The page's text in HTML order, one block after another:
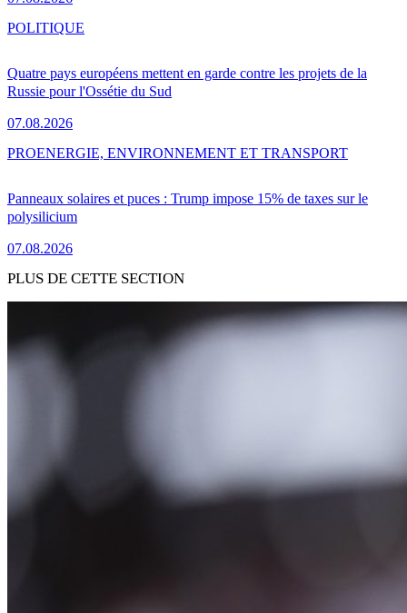
Quatre pays européens mettent en garde contre les projets de la
Russie pour l'Ossétie du Sud
07.08.2026
POLITIQUE
Panneaux solaires et puces : Trump impose 15% de taxes sur le
polysilicium
07.08.2026
PROENERGIE, ENVIRONNEMENT ET TRANSPORT
PLUS DE CETTE SECTION